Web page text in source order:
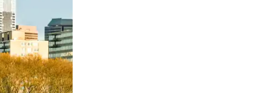
с докосване или плъзгане.